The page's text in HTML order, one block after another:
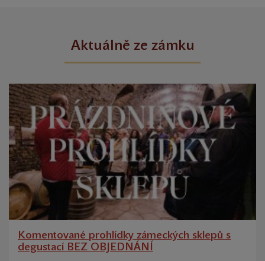
Aktuálně ze zámku
Komentované prohlídky zámeckých sklepů s
degustací BEZ OBJEDNÁNÍ